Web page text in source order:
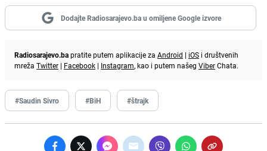
Dodajte Radiosarajevo.ba u omiljene Google izvore
Radiosarajevo.bapratite putem aplikacije za Android | iOS i društvenih
mreža Twitter | Facebook | Instagram, kao i putem našeg ViberChata.
#Saudin Sivro #BiH #štrajk